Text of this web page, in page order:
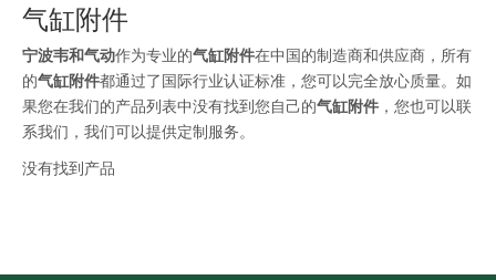
气缸附件
宁波韦和气动作为专业的气缸附件在中国的制造商和供应商，所有
的气缸附件都通过了国际行业认证标准，您可以完全放心质量。如
果您在我们的产品列表中没有找到您自己的气缸附件 ，您也可以联
系我们，我们可以提供定制服务。
没有找到产品